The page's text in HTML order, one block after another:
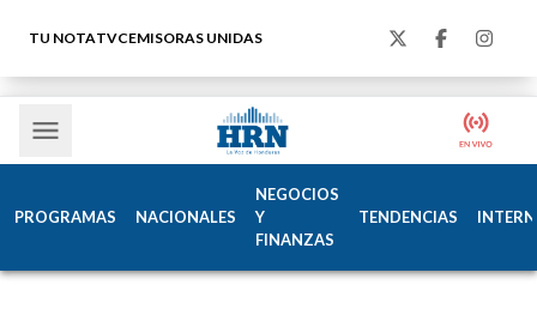
TU NOTATVCEMISORAS UNIDAS
PROGRAMAS NACIONALES
NEGOCIOS
Y
FINANZAS
TENDENCIAS